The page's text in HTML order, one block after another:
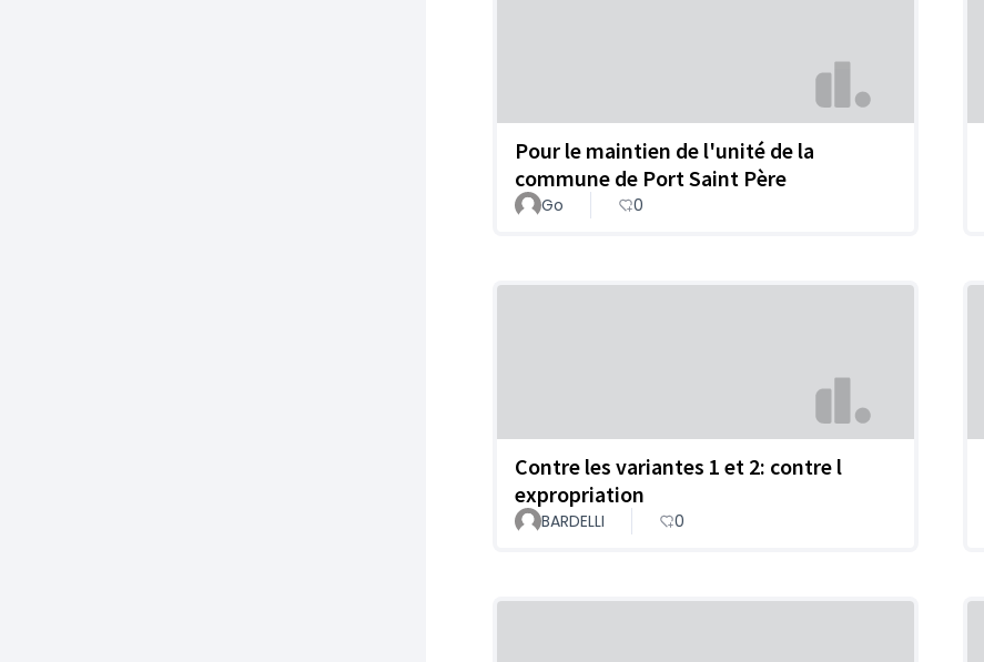
Pour le maintien de l'unité de la
commune de Port Saint Père
Go 0
Contre les variantes 1 et 2: contre l
expropriation
BARDELLI 0